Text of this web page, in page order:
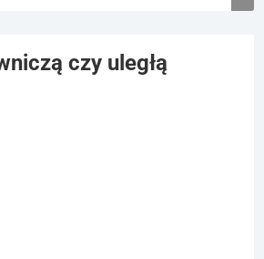
czy uległą